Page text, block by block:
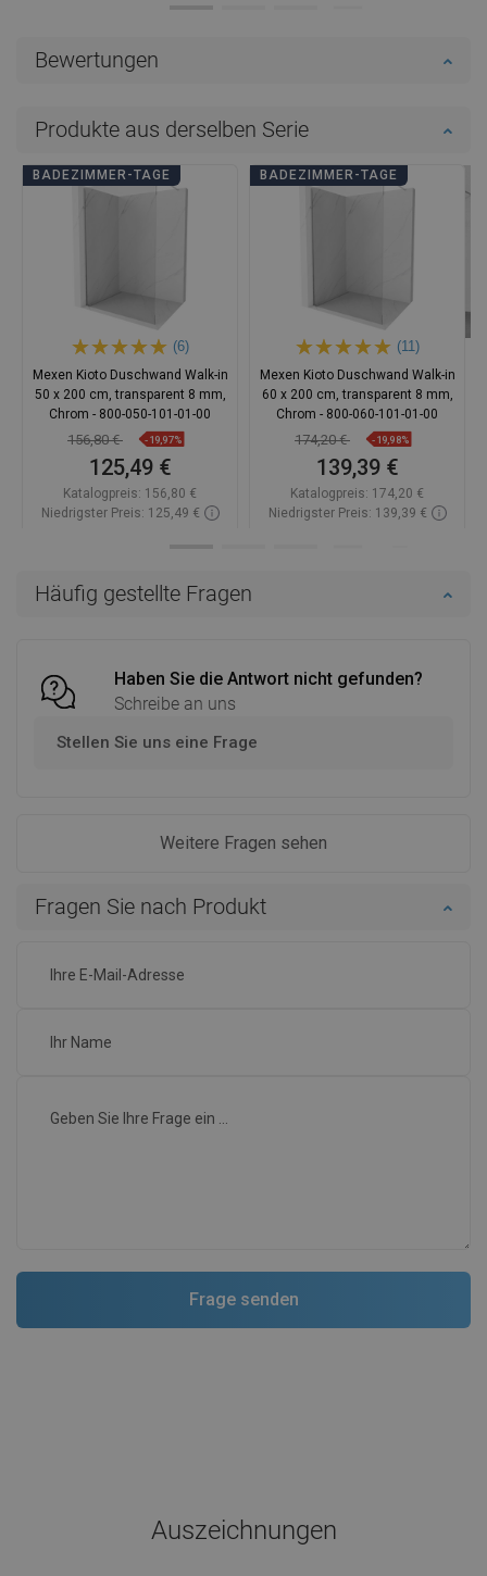
Häufig gestellte Fragen
Haben Sie die Antwort nicht gefunden?
Schreibe an uns
Stellen Sie uns eine Frage
Weitere Fragen sehen
Bewertungen
Fragen Sie nach Produkt
Produkte aus derselben Serie
BADEZIMMER-TAGE
(6)
Mexen Kioto Duschwand Walk-in
50 x 200 cm, transparent 8 mm,
Chrom - 800-050-101-01-00
156,80 € -19,97%
125,49 €
Katalogpreis: 156,80 €
Niedrigster Preis: 125,49 €
BADEZIMMER-TAGE
(11)
Mexen Kioto Duschwand Walk-in
60 x 200 cm, transparent 8 mm,
Chrom - 800-060-101-01-00
174,20 € -19,98%
139,39 €
Katalogpreis: 174,20 €
Niedrigster Preis: 139,39 €
Auszeichnungen